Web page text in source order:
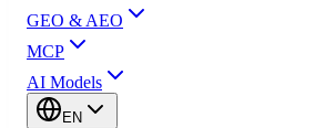
GEO & AEO
MCP
AI Models
EN